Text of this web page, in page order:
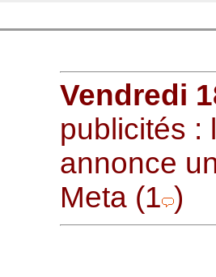
Vendredi
publicités :
annonce
Meta (1 )